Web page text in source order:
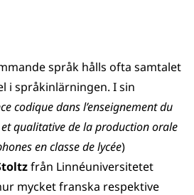
språk hålls ofta samtalet
i språkinlärningen. I sin
codique dans l’enseignement du
qualitative de la production orale
en classe de lycée)
från Linnéuniversitetet
mycket franska respektive